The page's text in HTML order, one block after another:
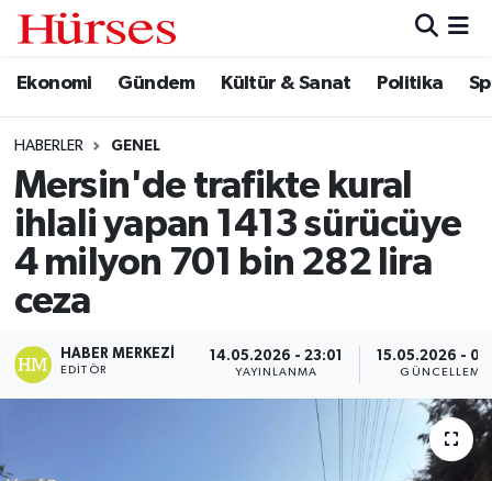
Ekonomi Gündem Kültür & Sanat Politika
HABERLER GENEL
Mersin'de trafikte kural
ihlali yapan 1413 sürücüye
4 milyon 701 bin 282 lira
ceza
HABER MERKEZI
EDITÖR
14.05.2026 - 23:01
YAYINLANMA
15.05.2026 -
GÜNCELLEME
Ekonomi
Gündem
Kültür & Sanat
Politika
Spor
Turizm
Hava Durumu
Trafik Durumu
Süper Lig Puan Durumu ve Fikstür
Tüm Manşetler
Son Dakika Haberleri
Haber Arşivi